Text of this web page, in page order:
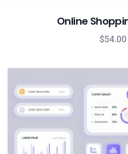
Online
$54.00